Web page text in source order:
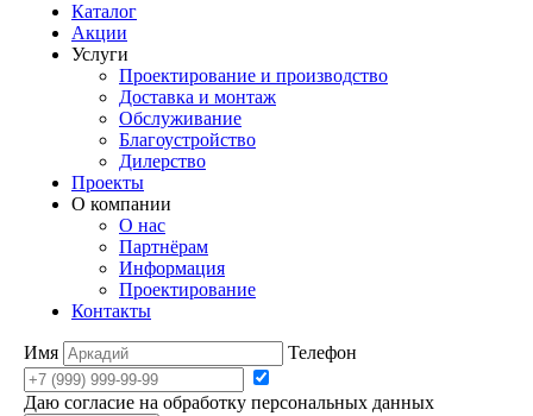
Каталог
Акции
Услуги
Проектирование и производство
Доставка и монтаж
Обслуживание
Благоустройство
Дилерство
Проекты
О компании
О нас
Партнёрам
Информация
Проектирование
Контакты
Имя Телефон
Даю согласие на обработку персональных данных